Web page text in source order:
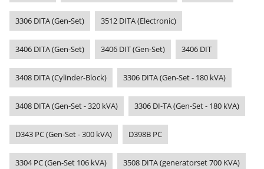
3306 DITA (Gen-Set) 3512 DITA (Electronic)
3406 DITA (Gen-Set) 3406 DIT (Gen-Set) 3406 DIT
3408 DITA (Cylinder-Block) 3306 DITA (Gen-Set - 180 kVA)
3408 DITA (Gen-Set - 320 kVA) 3306 DI-TA (Gen-Set - 180 kVA)
D343 PC (Gen-Set - 300 kVA) D398B PC
3304 PC (Gen-Set 106 kVA) 3508 DITA (generatorset 700 KVA)